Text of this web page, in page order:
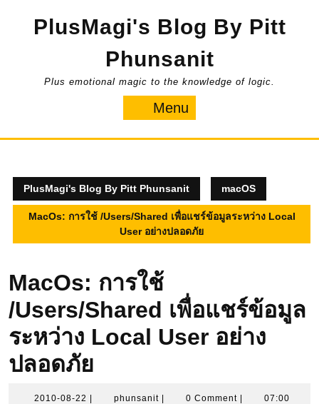
PlusMagi's Blog By Pitt
Phunsanit
Plus emotional magic to the knowledge of logic.
Menu
PlusMagi's Blog By Pitt Phunsanit macOS
MacOs: การใช้ /Users/Shared เพื่อแชร์ข้อมูลระหว่าง Local
User อย่างปลอดภัย
MacOs: การใช้
/Users/Shared เพื่อแชร์ข้อมูล
ระหว่าง Local User อย่าง
ปลอดภัย
2010-08-22 2010-phunsanit phunsanit0 Comment 07:00